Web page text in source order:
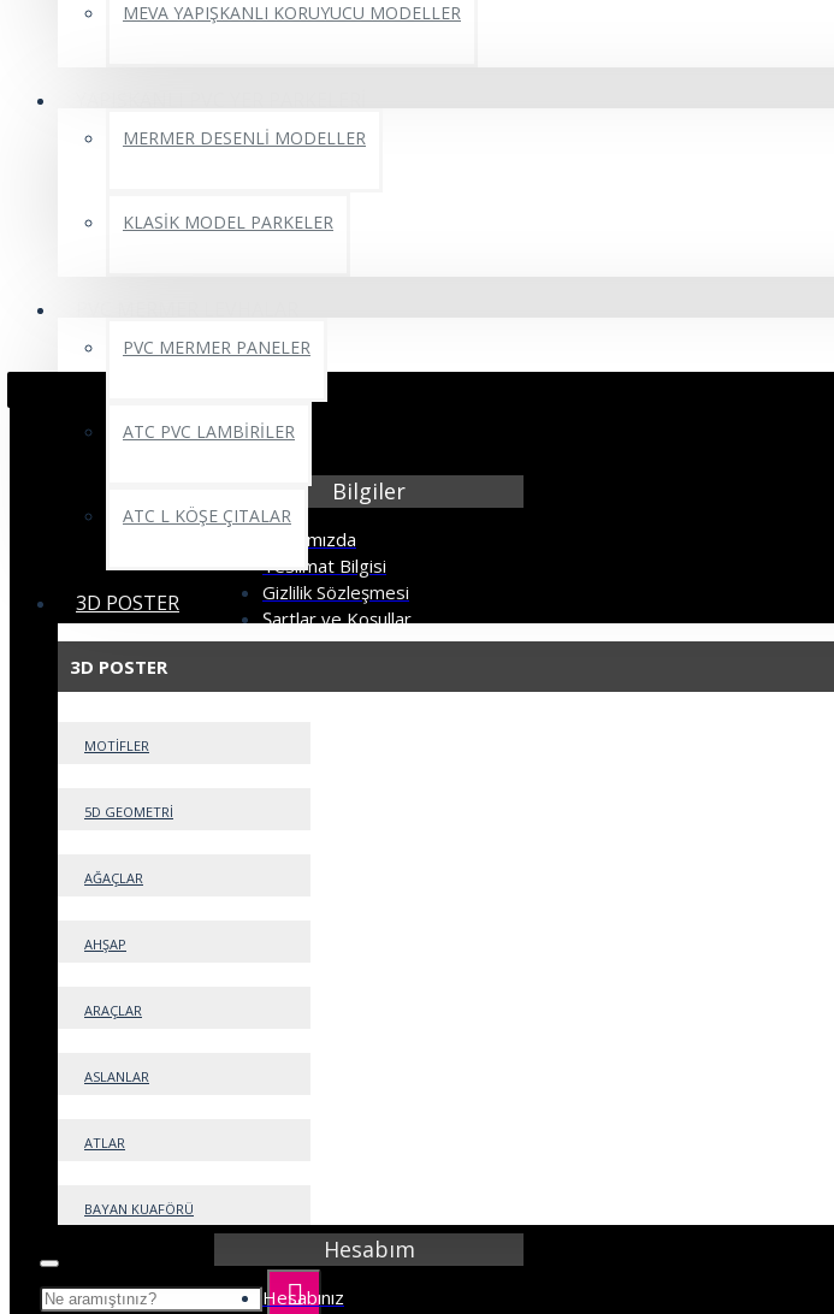
MEVA YAPIŞKANLI KORUYUCU MODELLER
MERMER DESENLİ MODELLER
KLASİK MODEL PARKELER
PVC MERMER PANELER
ATC PVC LAMBİRİLER
ATC L KÖŞE ÇITALAR
3D POSTER
3D POSTER
MOTİFLER
5D GEOMETRİ
AĞAÇLAR
AHŞAP
ARAÇLAR
ASLANLAR
ATLAR
BAYAN KUAFÖRÜ
Bilgiler
Hakkımızda
Teslimat Bilgisi
Gizlilik Sözleşmesi
Şartlar ve Koşullar
Mesafeli Satış Sözleşmesi
Hesabım
Hesabınız